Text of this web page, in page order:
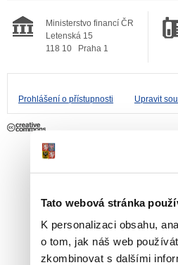
Tato webová stránka
K personalizaci obsahu,
o tom, jak náš web
zkombinovat s dalšími
Ministerstvo financí ČR
Letenská 15
118 10
Praha 1
Prohlášení o přístupnosti Upravit